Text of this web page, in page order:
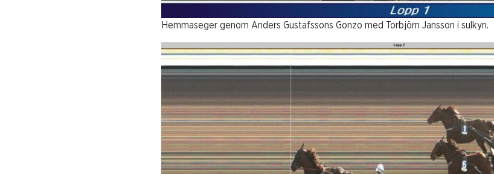
Hemmaseger genom Anders Gustafssons Gonzo med Torbjörn Jansson i sulkyn.